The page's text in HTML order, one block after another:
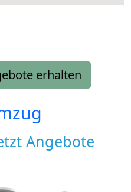
erhalten
Angebote